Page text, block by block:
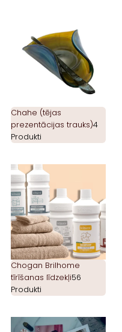
Chahe (tējas
prezentācijas trauks)4
Produkti
Chogan Brilhome
tīrīšanas līdzekļi56
Produkti